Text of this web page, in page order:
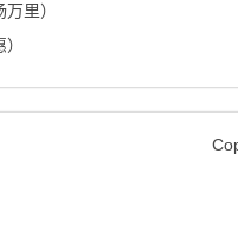
里）